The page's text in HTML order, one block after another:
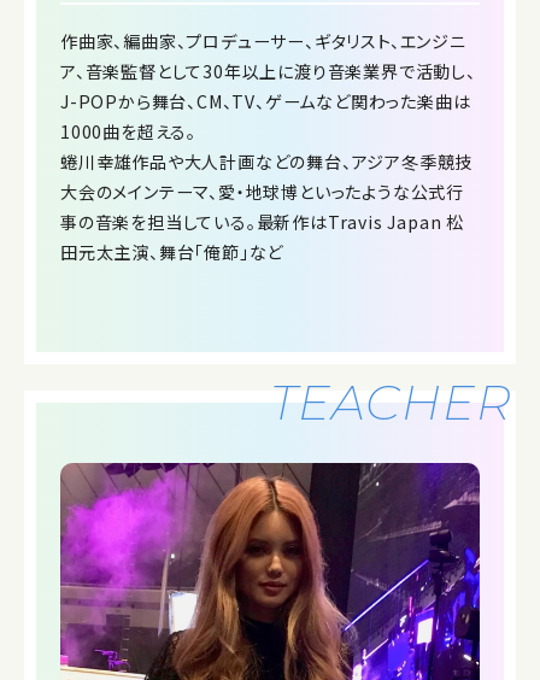
作曲家、編曲家、プロデューサー、ギタリスト、エンジニ
ア、音楽監督として30年以上に渡り音楽業界で活動し、
J-POPから舞台、CM、TV、ゲームなど関わった楽曲は
1000曲を超える。
蜷川幸雄作品や大人計画などの舞台、アジア冬季競技
大会のメインテーマ、愛・地球博といったような公式行
事の音楽を担当している。最新作はTravis Japan 松
田元太主演、舞台「俺節」など
TEACHER